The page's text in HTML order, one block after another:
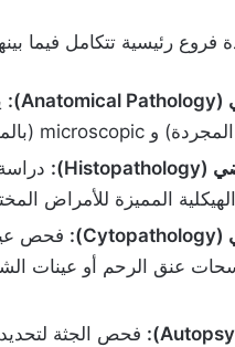
رئيسية تتكامل فيما
(Anatomical Pathology):
(Histopathology):
المميزة للأمراض
(Cytopathology):
فحص
عنق الرحم أو عينات
فحص الجثة